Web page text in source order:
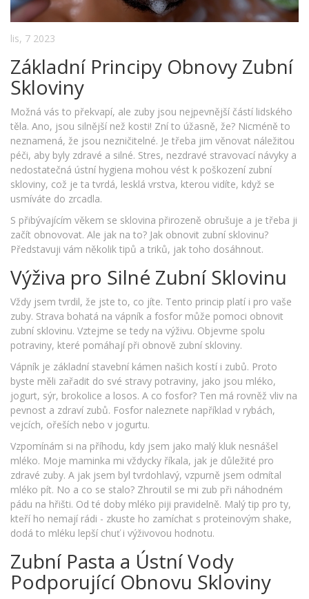
lis, 7 2023
Základní Principy Obnovy Zubní
Skloviny
Možná vás to překvapí, ale zuby jsou nejpevnější částí lidského
těla. Ano, jsou silnější než kosti! Zní to úžasně, že? Nicméně to
neznamená, že jsou nezničitelné. Je třeba jim věnovat náležitou
péči, aby byly zdravé a silné. Stres, nezdravé stravovací návyky a
nedostatečná ústní hygiena mohou vést k poškození zubní
skloviny, což je ta tvrdá, lesklá vrstva, kterou vidíte, když se
usmíváte do zrcadla.
S přibývajícím věkem se sklovina přirozeně obrušuje a je třeba ji
začít obnovovat. Ale jak na to? Jak obnovit zubní sklovinu?
Představuji vám několik tipů a triků, jak toho dosáhnout.
Výživa pro Silné Zubní Sklovinu
Vždy jsem tvrdil, že jste to, co jíte. Tento princip platí i pro vaše
zuby. Strava bohatá na vápník a fosfor může pomoci obnovit
zubní sklovinu. Vztejme se tedy na výživu. Objevme spolu
potraviny, které pomáhají při obnově zubní skloviny.
Vápník je základní stavební kámen našich kostí i zubů. Proto
byste měli zařadit do své stravy potraviny, jako jsou mléko,
jogurt, sýr, brokolice a losos. A co fosfor? Ten má rovněž vliv na
pevnost a zdraví zubů. Fosfor naleznete například v rybách,
vejcích, ořeších nebo v jogurtu.
Vzpomínám si na příhodu, kdy jsem jako malý kluk nesnášel
mléko. Moje maminka mi vždycky říkala, jak je důležité pro
zdravé zuby. A jak jsem byl tvrdohlavý, vzpurně jsem odmítal
mléko pít. No a co se stalo? Zhroutil se mi zub při náhodném
pádu na hřišti. Od té doby mléko piji pravidelně. Malý tip pro ty,
kteří ho nemají rádi - zkuste ho zamíchat s proteinovým shake,
dodá to mléku lepší chuť i výživovou hodnotu.
Zubní Pasta a Ústní Vody
Podporující Obnovu Skloviny